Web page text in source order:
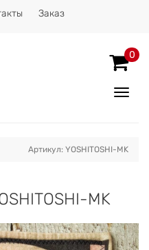
Заказ
0
Артикул: YOSHITOSHI-MK
MK